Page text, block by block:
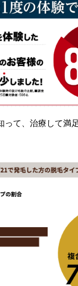
って、治療して満